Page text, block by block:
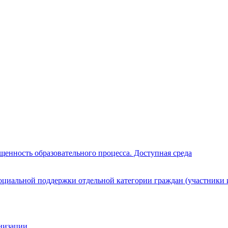
образовательного процесса. Доступная среда
поддержки отдельной категории граждан